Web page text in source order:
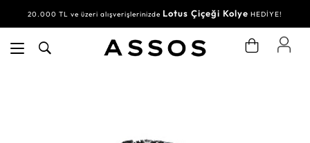
20.000 TL ve üzeri alışverişlerinizde Lotus Çiçeği Kolye HEDİYE!